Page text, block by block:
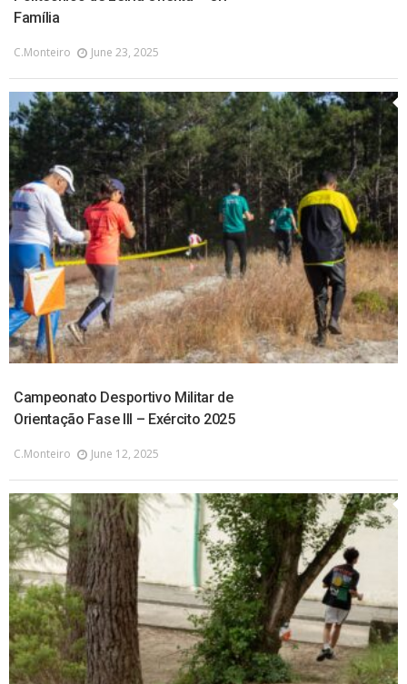
Família
C.monteiro June 23, 2025
Campeonato Desportivo Militar de
Orientação Fase III – Exército 2025
C.monteiro June 12, 2025